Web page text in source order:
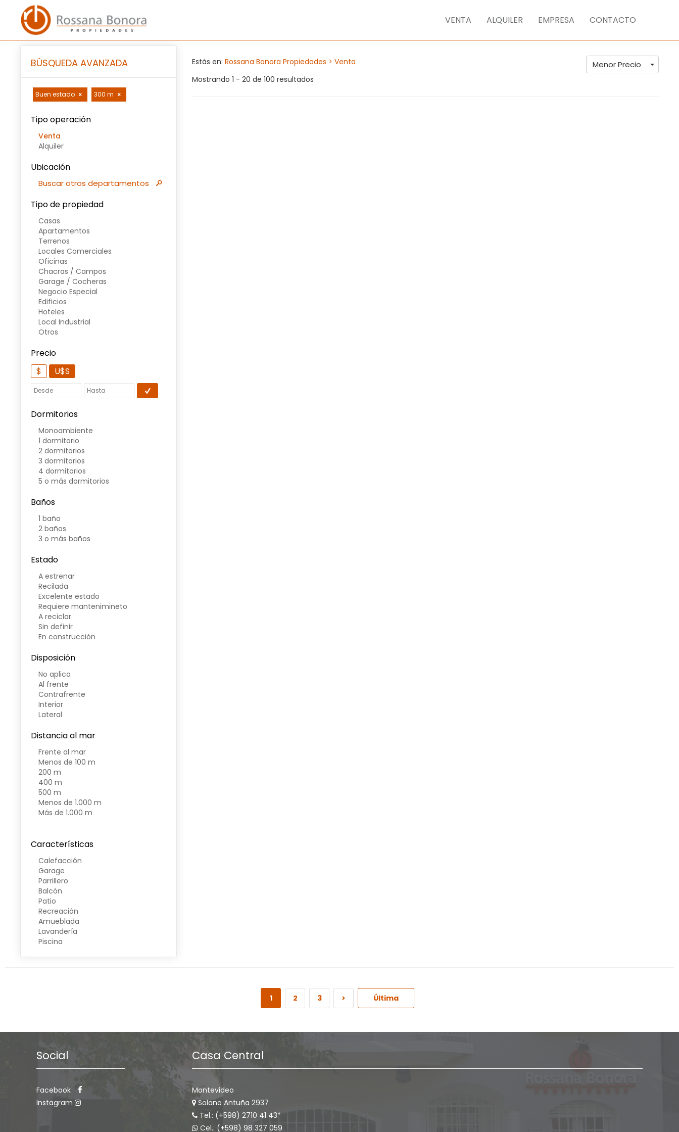
VENTA ALQUILER EMPRESA CONTACTO
BÚSQUEDA AVANZADA
Buen estado 300 m
Tipo operación
Venta
Alquiler
Ubicación
Buscar otros departamentos
Tipo de propiedad
Casas
Apartamentos
Terrenos
Locales Comerciales
Oficinas
Chacras / Campos
Garage / Cocheras
Negocio Especial
Edificios
Hoteles
Local Industrial
Otros
Precio
$
U$S
Dormitorios
Monoambiente
1 dormitorio
2 dormitorios
3 dormitorios
4 dormitorios
5 o más dormitorios
Baños
1 baño
2 baños
3 o más baños
Estado
A estrenar
Recilada
Excelente estado
Requiere mantenimineto
A reciclar
Sin definir
En construcción
Disposición
No aplica
Al frente
Contrafrente
Interior
Lateral
Distancia al mar
Frente al mar
Menos de 100 m
200 m
400 m
500 m
Menos de 1.000 m
Más de 1.000 m
Características
Calefacción
Garage
Parrillero
Balcón
Patio
Recreación
Amueblada
Lavandería
Piscina
Estás en: Rossana Bonora Propiedades > Venta
Mostrando 1 - 20 de 100 resultados
Menor Precio
1 2 3 > Última
Social
Facebook
Instagram
Casa Central
Montevideo
Solano Antuña 2937
Tel.: (+598) 2710 41 43*
Cel.: (+598) 98 327 059